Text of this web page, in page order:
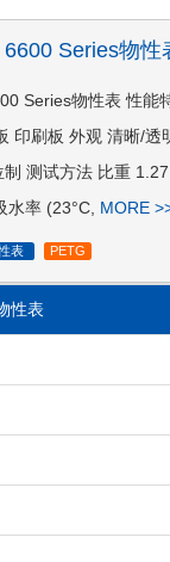
Series物性
Series物性表 性能
印刷板 外观 清晰/透
制 测试方法 比重
率 (23°C, MORE
表 PETG
性表